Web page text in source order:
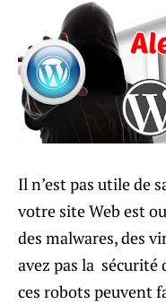
Il n’est pas utile de
votre site Web est
des malwares, des
avez pas la sécurité
ces robots peuvent